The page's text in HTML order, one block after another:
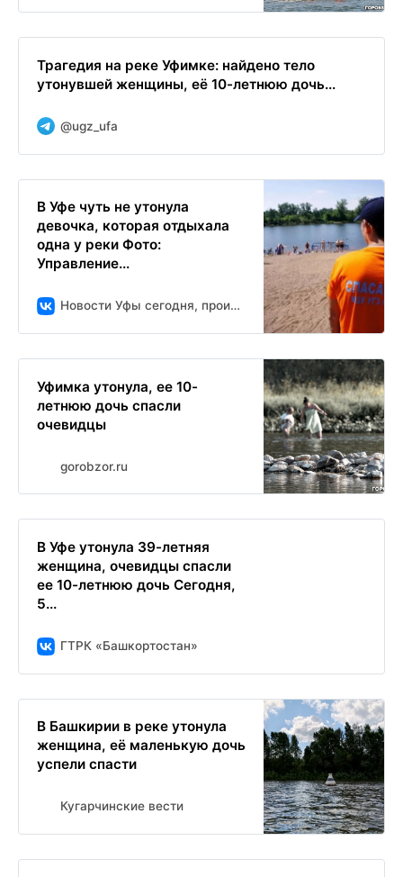
Трагедия на реке Уфимке: найдено тело
утонувшей женщины, её 10-летнюю дочь...
@ugz_ufa
В Уфе чуть не утонула
девочка, которая отдыхала
одна у реки Фото:
Управление...
Новости Уфы сегодня, происшествия, ЧП и ДТП
Уфимка утонула, ее 10-
летнюю дочь спасли
очевидцы
gorobzor.ru
В Уфе утонула 39-летняя
женщина, очевидцы спасли
ее 10-летнюю дочь Сегодня,
5...
ГТРК «Башкортостан»
В Башкирии в реке утонула
женщина, её маленькую дочь
успели спасти
Кугарчинские вести